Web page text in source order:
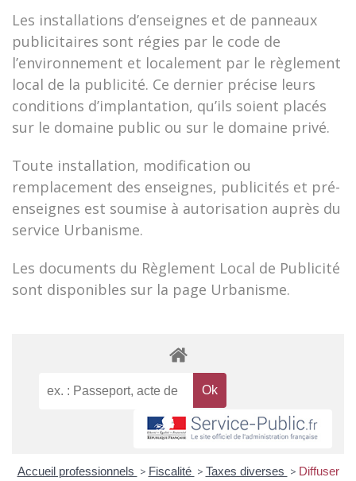
Les installations d’enseignes et de panneaux
publicitaires sont régies par le code de
l’environnement et localement par le règlement
local de la publicité. Ce dernier précise leurs
conditions d’implantation, qu’ils soient placés
sur le domaine public ou sur le domaine privé.
Toute installation, modification ou
remplacement des enseignes, publicités et pré-
enseignes est soumise à autorisation auprès du
service Urbanisme.
Les documents du Règlement Local de Publicité
sont disponibles sur la page Urbanisme.
Accueil professionnels > Fiscalité > Taxes diverses > Diffuser